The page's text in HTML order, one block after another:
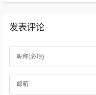
发表评论